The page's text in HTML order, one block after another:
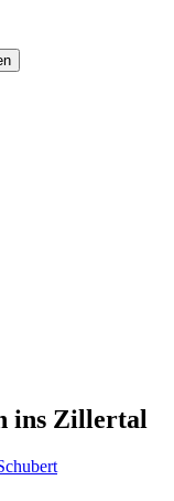
und
und
ins Zillertal